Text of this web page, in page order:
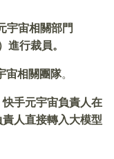
宇宙相關部門
進行裁員。
宙相關團隊。
手元宇宙負責人在
人直接轉入大模型